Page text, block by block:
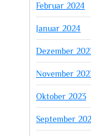
Februar 2024
Januar 2024
Dezember
November
Oktober 2023
September